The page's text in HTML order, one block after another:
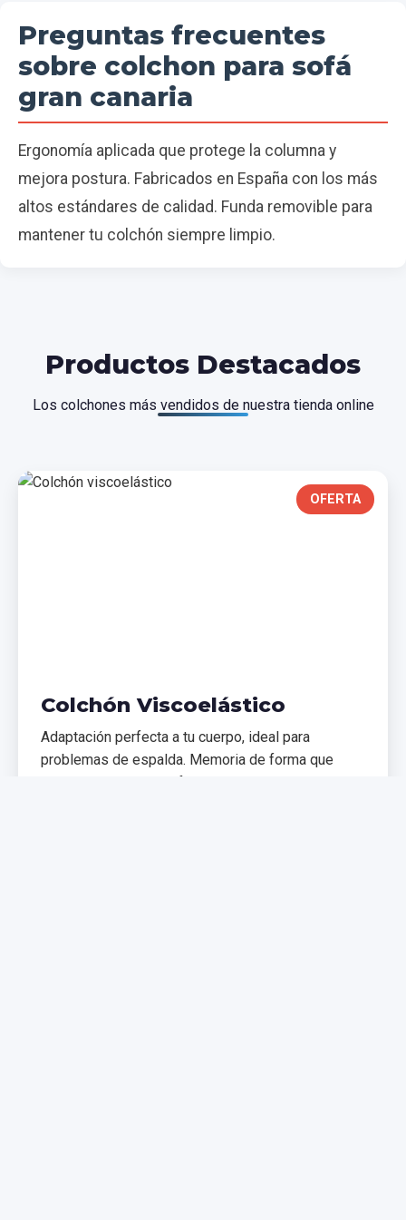
Preguntas frecuentes
sobre colchon para sofá
gran canaria
Ergonomía aplicada que protege la columna y
mejora postura. Fabricados en España con los más
altos estándares de calidad. Funda removible para
mantener tu colchón siempre limpio.
Productos Destacados
Los colchones más vendidos de nuestra tienda online
OFERTA
Colchón Viscoelástico
Adaptación perfecta a tu cuerpo, ideal para
problemas de espalda. Memoria de forma que
distribuye el peso uniformemente.